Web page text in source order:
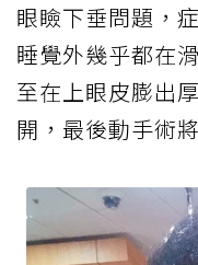
眼瞼下垂問題，
睡覺外幾乎都在
至在上眼皮膨出
開，最後動手術